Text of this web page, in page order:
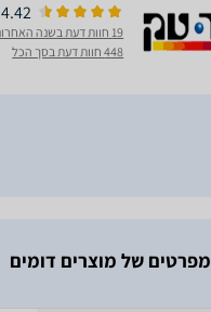
4.42
19 חוות דעת בשנה האחרונה
448 חוות דעת בסך הכל
של מוצרים דומים